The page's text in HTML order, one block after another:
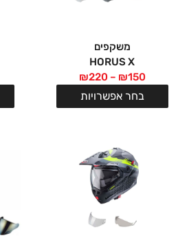
משקפים
HORUS X
₪150
–
₪220
בחר אפשרויות